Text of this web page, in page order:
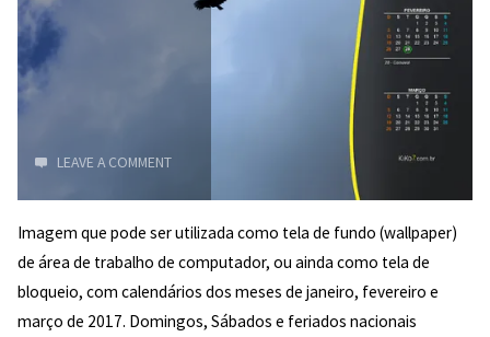
4.67/5
(3)
"
LEAVE A COMMENT
Imagem que pode ser utilizada como tela de fundo (wallpaper)
de área de trabalho de computador, ou ainda como tela de
bloqueio, com calendários dos meses de janeiro, fevereiro e
março de 2017. Domingos, Sábados e feriados nacionais